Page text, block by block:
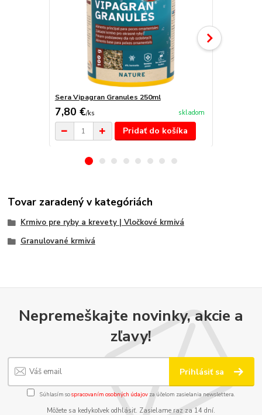
Sera Vipagran Granules 250ml
7,80 €/ks skladom
Pridať do košíka
Tovar zaradený v kategóriách
Krmivo pre ryby a krevety | Vločkové krmivá
Granulované krmivá
Nepremeškajte novinky, akcie a
zľavy!
Prihlásiť sa
Súhlasím sospracovaním osobných údajov za účelom zasielania newslettera.
Môžete sa kedykoľvek odhlásiť. Zasielame raz za 14 dní.